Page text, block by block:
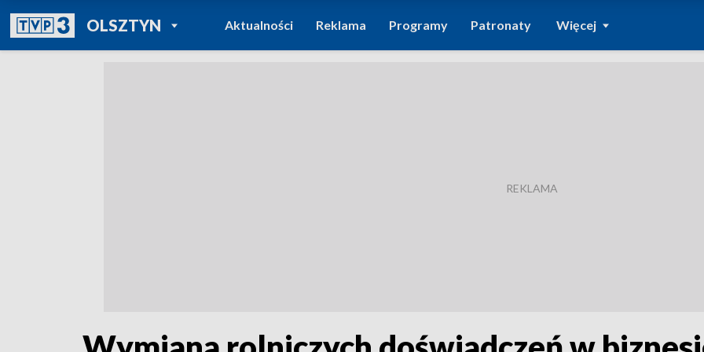
OLSZTYNPOWRÓT DO
TVP REGIONY
Aktualności Reklama Programy Patronaty Więcej